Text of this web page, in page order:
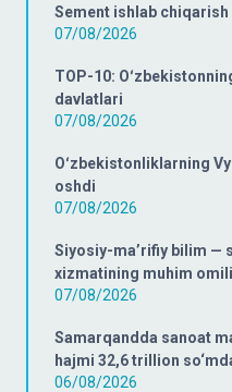
Sement ishlab
07/08/2026
TOP-10:
davlatlari
07/08/2026
Oʻzbekistonliklarning
oshdi
07/08/2026
Siyosiy-ma’rifiy bilim —
xizmatining muhim omili
07/08/2026
Samarqandda sanoat
hajmi 32,6 trillion
06/08/2026